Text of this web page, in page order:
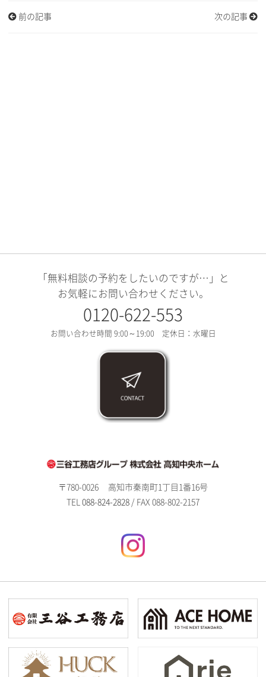
前の記事 次の記事
「無料相談の予約をしたいのですが…」と
お気軽にお問い合わせください。
0120-622-553
お問い合わせ時間 9:00～19:00 定休日：水曜日
〒780-0026
高知市秦南町1丁目1番16号
TEL 088-824-2828 / FAX 088-802-2157